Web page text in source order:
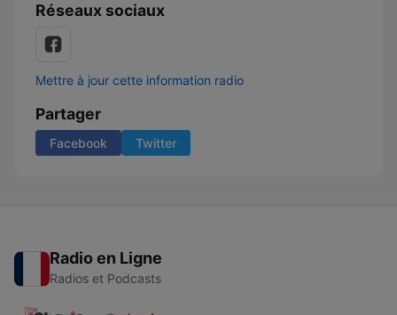
Réseaux sociaux
Mettre à jour cette information radio
Partager
Facebook Twitter
Radio en Ligne
Radios et Podcasts